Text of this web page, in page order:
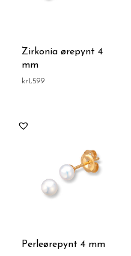
Zirkonia ørepynt 4
mm
kr1,599
Perleørepynt 4 mm